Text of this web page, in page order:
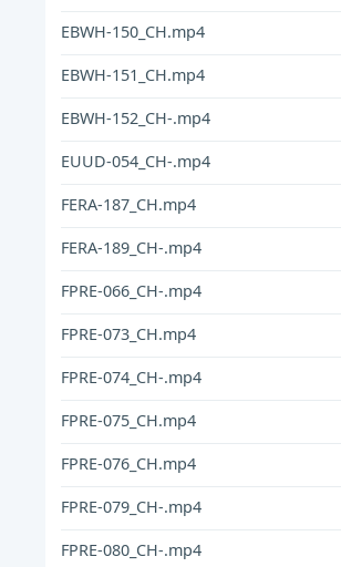
EBWH-150_CH.mp4
EBWH-151_CH.mp4
EBWH-152_CH-.mp4
EUUD-054_CH-.mp4
FERA-187_CH.mp4
FERA-189_CH-.mp4
FPRE-066_CH-.mp4
FPRE-073_CH.mp4
FPRE-074_CH-.mp4
FPRE-075_CH.mp4
FPRE-076_CH.mp4
FPRE-079_CH-.mp4
FPRE-080_CH-.mp4